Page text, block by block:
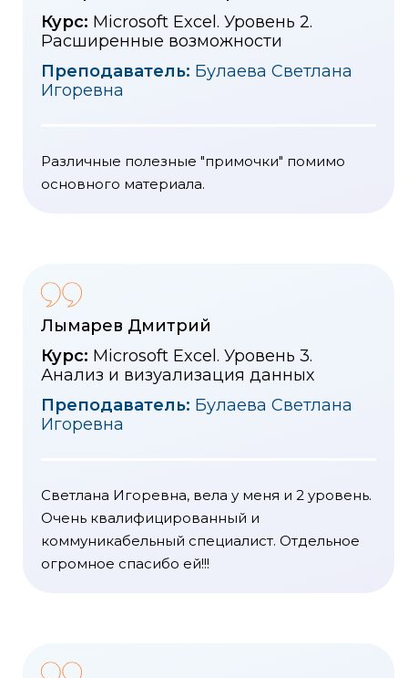
Курс: Microsoft Excel. Уровень 2.
Расширенные возможности
Преподаватель: Булаева Светлана
Игоревна
Различные полезные "примочки" помимо
основного материала.
Лымарев Дмитрий
Курс: Microsoft Excel. Уровень 3.
Анализ и визуализация данных
Преподаватель: Булаева Светлана
Игоревна
Светлана Игоревна, вела у меня и 2 уровень.
Очень квалифицированный и
коммуникабельный специалист. Отдельное
огромное спасибо ей!!!